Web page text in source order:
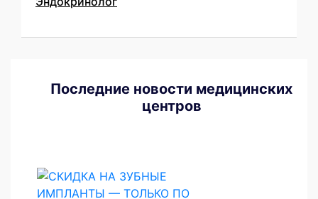
Последние новости медицинских
центров